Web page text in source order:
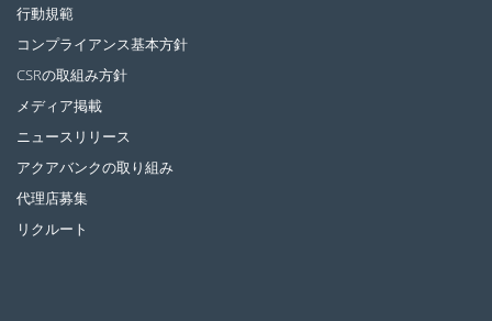
行動規範
コンプライアンス基本方針
CSRの取組み方針
メディア掲載
ニュースリリース
アクアバンクの取り組み
代理店募集
リクルート